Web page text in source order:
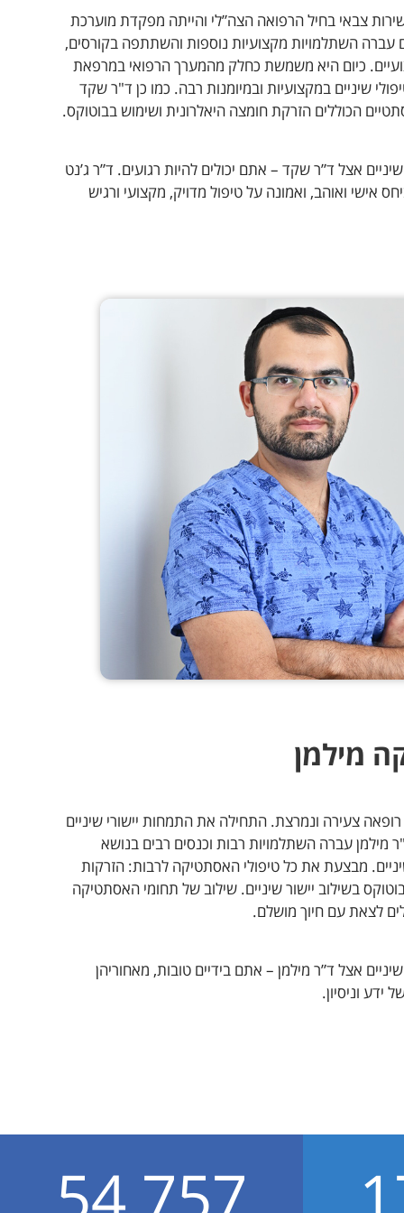
צבאי בחיל הרפואה הצה”לי והייתה מפקדת מוערכת
עברה השתלמויות מקצועיות נוספות והשתתפה בקורסים,
כיום היא משמשת כחלק מהמערך הרפואי במרפאת
שיניים במקצועיות ובמיומנות רבה. כמו כן ד"ר שקד
הכוללים הזרקת חומצה היאלרונית ושימוש בבוטוקס.
אצל ד”ר שקד – אתם יכולים להיות רגועים. ד”ר ג’נט
אישי ואוהב, ואמונה על טיפול מדויק, מקצועי ורגיש
מילמן
רופאה צעירה ונמרצת. התחילה את התמחות יישורי שיניים
מילמן עברה השתלמויות רבות וכנסים רבים בנושא
מבצעת את כל טיפולי האסתטיקה לרבות: הזרקות
בשילוב יישור שיניים. שילוב של תחומי האסתטיקה
לצאת עם חיוך מושלם.
אצל ד”ר מילמן – אתם בידיים טובות, מאחוריהן
ידע וניסיון.
54,757